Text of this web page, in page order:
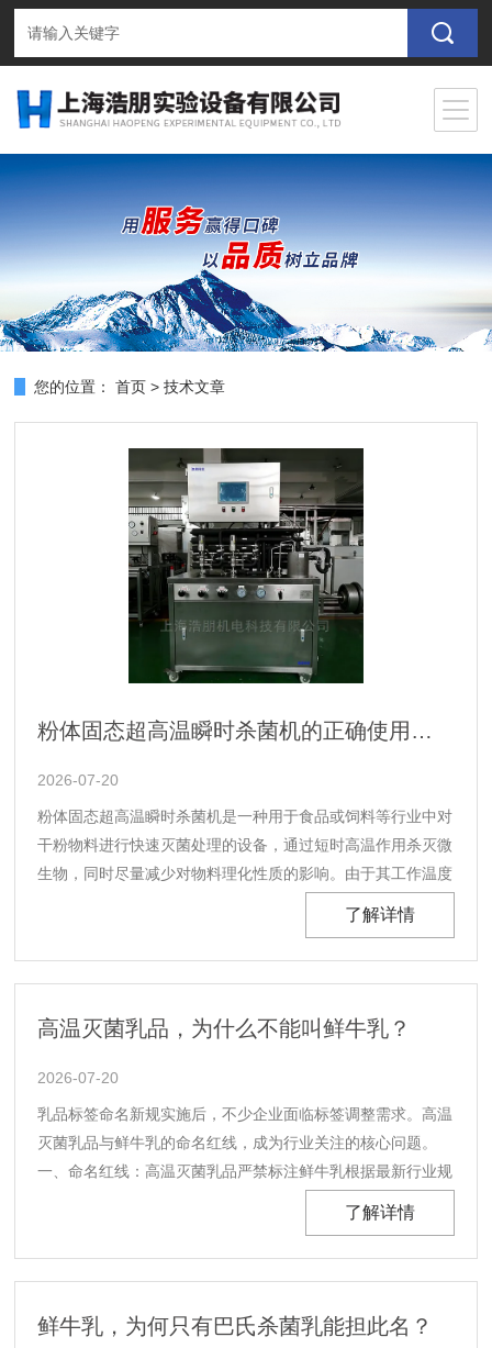
您的位置： 首页 >技术文章
粉体固态超高温瞬时杀菌机的正确使用方法，新手也能轻松掌握
2026-07-20
粉体固态超高温瞬时杀菌机是一种用于食品或饲料等行业中对
干粉物料进行快速灭菌处理的设备，通过短时高温作用杀灭微
生物，同时尽量减少对物料理化性质的影响。由于其工作温度
高、处理时间短，操作过程需严格遵循规程。掌握粉体固态超
前提；在日常运行中坚持正确操作方法，也有助于维持设备稳
定性和产品一致性。1、开机前检查：确......
了解详情
高温灭菌乳品，为什么不能叫鲜牛乳？
2026-07-20
乳品标签命名新规实施后，不少企业面临标签调整需求。高温
灭菌乳品与鲜牛乳的命名红线，成为行业关注的核心问题。
一、命名红线：高温灭菌乳品严禁标注鲜牛乳根据最新行业规
范，高温灭菌乳品不在鲜牛乳范畴内。无论产品口感如何，都
而是基于工艺本质的界定。从杀菌原理到产品特性，二者
存......
了解详情
鲜牛乳，为何只有巴氏杀菌乳能担此名？